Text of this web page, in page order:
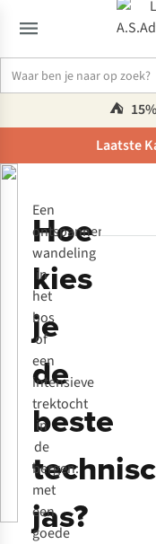
⛺️
Laatste
Inspiratie & advies
Hoe
kies
je
de
beste
jas?
Een
ontspannen
wandeling
in
het
bos
of
een
intensieve
trektocht
in
de
bergen:
met
een
goede